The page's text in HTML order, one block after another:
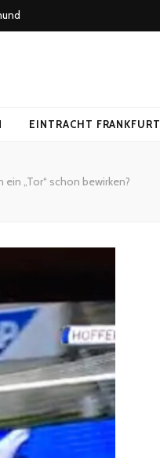
EINTRACHT FRANKFURT
ein „Tor“ schon bewirken?